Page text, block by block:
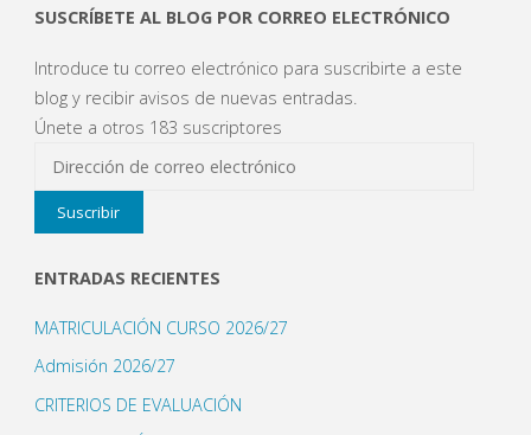
de
de
septiembre"
SUSCRÍBETE AL BLOG POR CORREO ELECTRÓNICO
Introduce tu correo electrónico para suscribirte a este
blog y recibir avisos de nuevas entradas.
Únete a otros 183 suscriptores
Dirección
de
correo
Suscribir
ENTRADAS RECIENTES
MATRICULACIÓN CURSO 2026/27
Admisión 2026/27
CRITERIOS DE EVALUACIÓN